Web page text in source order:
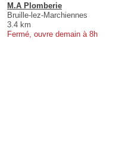
M.A Plomberie
Bruille-lez-Marchiennes
3.4 km
Fermé, ouvre demain à 8h